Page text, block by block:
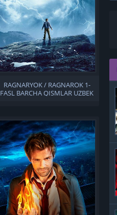
RAGNARYOK / RAGNAROK 1-
FASL BARCHA QISMLAR UZBEK